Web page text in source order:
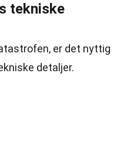
tekniske
er det nyttig
detaljer.